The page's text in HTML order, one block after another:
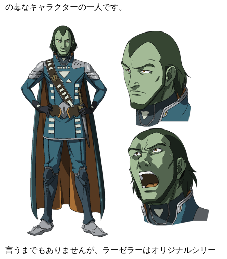
の毒なキャラクターの一人です。
言うまでもありませんが、ラーゼラーはオリジナルシリー